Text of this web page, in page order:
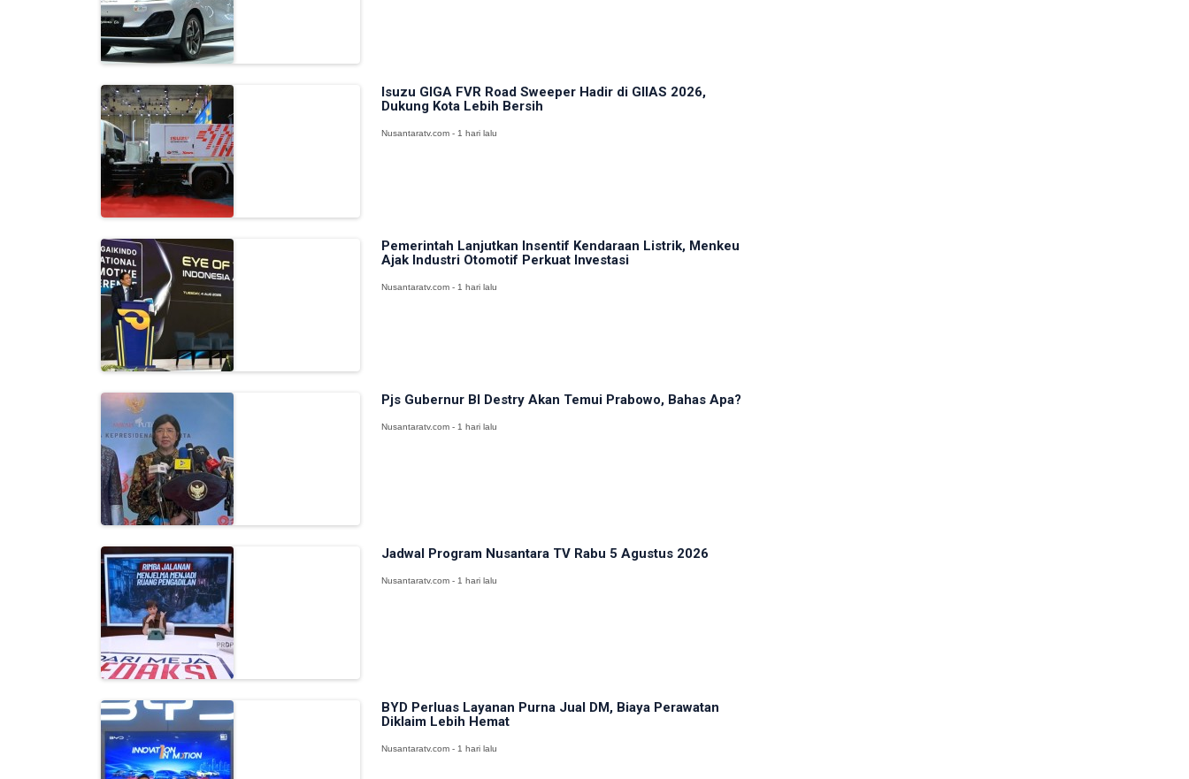
Isuzu GIGA FVR Road Sweeper Hadir di GIIAS 2026,
Dukung Kota Lebih Bersih
Nusantaratv.com - 1 hari lalu
Pemerintah Lanjutkan Insentif Kendaraan Listrik, Menkeu
Ajak Industri Otomotif Perkuat Investasi
Nusantaratv.com - 1 hari lalu
Pjs Gubernur BI Destry Akan Temui Prabowo, Bahas Apa?
Nusantaratv.com - 1 hari lalu
Jadwal Program Nusantara TV Rabu 5 Agustus 2026
Nusantaratv.com - 1 hari lalu
BYD Perluas Layanan Purna Jual DM, Biaya Perawatan
Diklaim Lebih Hemat
Nusantaratv.com - 1 hari lalu